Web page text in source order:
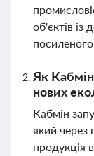
об'єктів
Як
нових
Кабмін
який
продукція